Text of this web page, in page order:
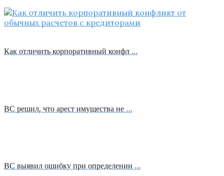
Как отличить корпоративный конфл …
ВС решил, что арест имущества не …
ВС выявил ошибку при определении …